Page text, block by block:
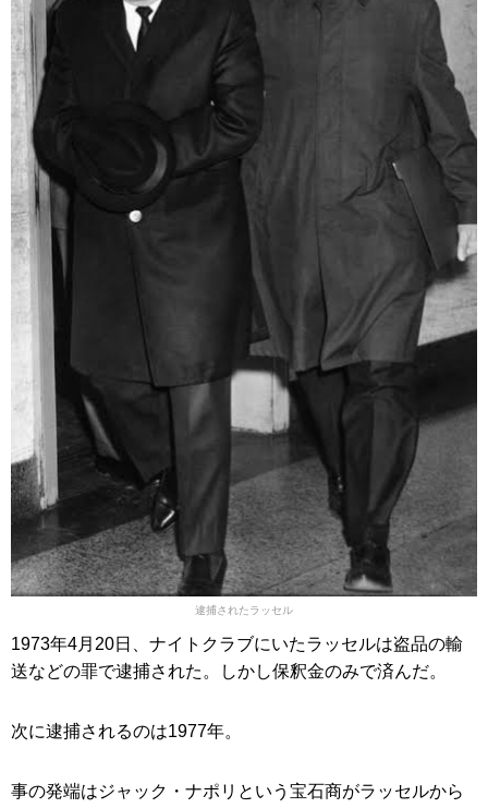
逮捕されたラッセル
1973年4月20日、ナイトクラブにいたラッセルは盗品の輸
送などの罪で逮捕された。しかし保釈金のみで済んだ。
次に逮捕されるのは1977年。
事の発端はジャック・ナポリという宝石商がラッセルから